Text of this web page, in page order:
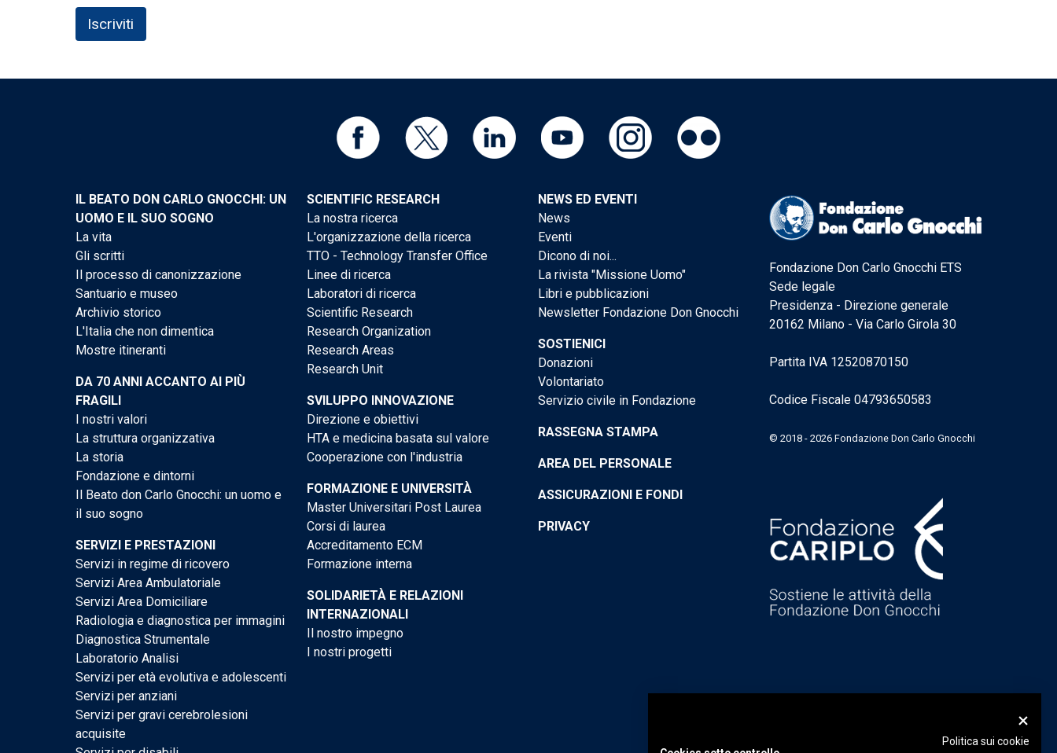
IL BEATO DON CARLO GNOCCHI: UN
UOMO E IL SUO SOGNO
La vita
Gli scritti
Il processo di canonizzazione
Santuario e museo
Archivio storico
L'Italia che non dimentica
Mostre itineranti
DA 70 ANNI ACCANTO AI PIÙ
FRAGILI
I nostri valori
La struttura organizzativa
La storia
Fondazione e dintorni
Il Beato don Carlo Gnocchi: un uomo e
il suo sogno
SERVIZI E PRESTAZIONI
Servizi in regime di ricovero
Servizi Area Ambulatoriale
Servizi Area Domiciliare
Radiologia e diagnostica per immagini
Diagnostica Strumentale
Laboratorio Analisi
Servizi per età evolutiva e adolescenti
Servizi per anziani
Servizi per gravi cerebrolesioni
acquisite
SCIENTIFIC RESEARCH
La nostra ricerca
L'organizzazione della ricerca
TTO - Technology Transfer Office
Linee di ricerca
Laboratori di ricerca
Scientific Research
Research Organization
Research Areas
Research Unit
SVILUPPO INNOVAZIONE
Direzione e obiettivi
HTA e medicina basata sul valore
Cooperazione con l'industria
FORMAZIONE E UNIVERSITÀ
Master Universitari Post Laurea
Corsi di laurea
Accreditamento ECM
Formazione interna
SOLIDARIETÀ E RELAZIONI
INTERNAZIONALI
Il nostro impegno
I nostri progetti
NEWS ED EVENTI
News
Eventi
Dicono di noi...
La rivista "Missione Uomo"
Libri e pubblicazioni
Newsletter Fondazione Don Gnocchi
SOSTIENICI
Donazioni
Volontariato
Servizio civile in Fondazione
RASSEGNA STAMPA
AREA DEL PERSONALE
ASSICURAZIONI E FONDI
PRIVACY
Fondazione Don Carlo Gnocchi ETS
Sede legale
Presidenza - Direzione generale
20162 Milano - Via Carlo Girola 30
Partita IVA 12520870150
Codice Fiscale 04793650583
© 2018 - 2026 Fondazione Don Carlo Gnocchi
Politica sui cookie